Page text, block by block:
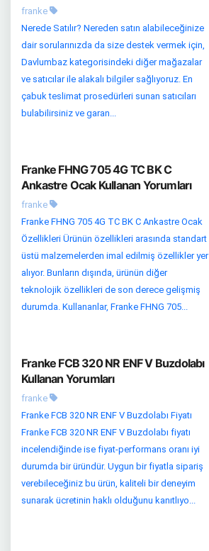
franke
Nerede Satılır? Nereden satın alabileceğinize
dair sorularınızda da size destek vermek için,
Davlumbaz kategorisindeki diğer mağazalar
ve satıcılar ile alakalı bilgiler sağlıyoruz. En
çabuk teslimat prosedürleri sunan satıcıları
bulabilirsiniz ve garan...
Franke FHNG 705 4G TC BK C
Ankastre Ocak Kullanan Yorumları
franke
Franke FHNG 705 4G TC BK C Ankastre Ocak
Özellikleri Ürünün özellikleri arasında standart
üstü malzemelerden imal edilmiş özellikler yer
alıyor. Bunların dışında, ürünün diğer
teknolojik özellikleri de son derece gelişmiş
durumda. Kullananlar, Franke FHNG 705...
Franke FCB 320 NR ENF V Buzdolabı
Kullanan Yorumları
franke
Franke FCB 320 NR ENF V Buzdolabı Fiyatı
Franke FCB 320 NR ENF V Buzdolabı fiyatı
incelendiğinde ise fiyat-performans oranı iyi
durumda bir üründür. Uygun bir fiyatla sipariş
verebileceğiniz bu ürün, kaliteli bir deneyim
sunarak ücretinin haklı olduğunu kanıtlıyo...